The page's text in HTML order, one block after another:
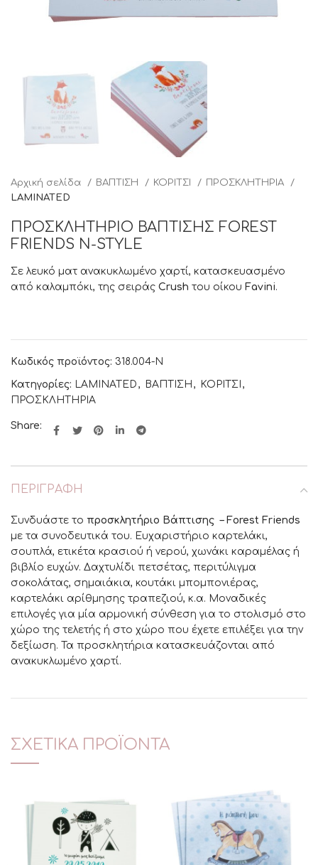
Αρχική σελίδα ΒΑΠΤΙΣΗ ΚΟΡΙΤΣΙ
ΠΡΟΣΚΛΗΤΗΡΙΑ
LAMINATED
ΠΡΟΣΚΛΗΤΗΡΙΟ ΒΑΠΤΙΣΗΣ FOREST
FRIENDS N-STYLE
Σε λευκό ματ ανακυκλωμένο χαρτί, κατασκευασμένο
από καλαμπόκι, της σειράς Crush του οίκου Favini.
Κωδικός προϊόντος: 318.004-N
Κατηγορίες: LAMINATED , ΒΑΠΤΙΣΗ , ΚΟΡΙΤΣΙ ,
ΠΡΟΣΚΛΗΤΗΡΙΑ
Share:
ΠΕΡΙΓΡΑΦΉ
Συνδυάστε το προσκλητήριο Βάπτισης – Forest Friends
με τα συνοδευτικά του. Ευχαριστήριο καρτελάκι,
σουπλά, ετικέτα κρασιού ή νερού, χωνάκι καραμέλας ή
βιβλίο ευχών. Δαχτυλίδι πετσέτας, περιτύλιγμα
σοκολάτας, σημαιάκια, κουτάκι μπομπονιέρας,
καρτελάκι αρίθμησης τραπεζιού, κ.α. Μοναδικές
επιλογές για μία αρμονική σύνθεση για το στολισμό στο
χώρο της τελετής ή στο χώρο που έχετε επιλέξει για την
δεξίωση. Τα προσκλητήρια κατασκευάζονται από
ανακυκλωμένο χαρτί.
ΣΧΕΤΙΚΆ ΠΡΟΪΌΝΤΑ